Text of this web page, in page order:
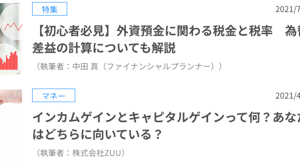
特集 2021/
【初心者必見】外資預金に関わる税金と税率
差益の計算についても解説
（執筆者：中田 真（ファイナンシャルプランナー））
マネー 2021/
インカムゲインとキャピタルゲインって何？あな
はどちらに向いている？
（執筆者：株式会社ZUU）